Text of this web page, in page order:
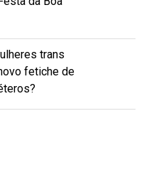
trans
fetiche de